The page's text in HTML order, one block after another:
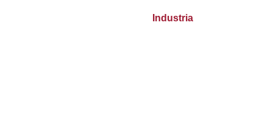
Industria